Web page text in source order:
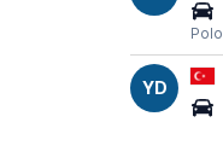
Polo
YD